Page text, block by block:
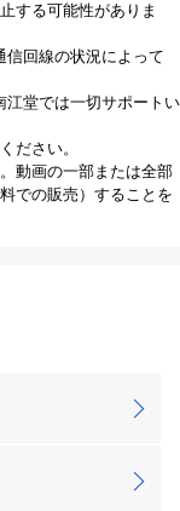
する可能性がありま
信回線の状況によって
江堂では一切サポートい
ださい。
動画の一部または全部
での販売）することを